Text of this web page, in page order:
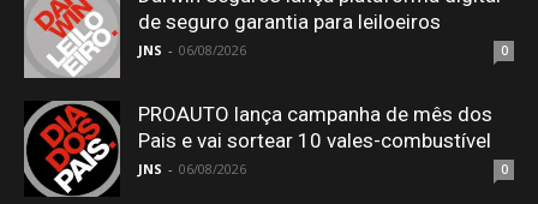
de seguro garantia para leiloeiros
JNS - 06/08/2026 0
PROAUTO lança campanha de mês dos
Pais e vai sortear 10 vales-combustível
JNS - 06/08/2026 0